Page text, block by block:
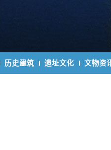
历史建筑 遗址文化 文物资